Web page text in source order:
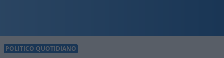
POLITICO QUOTIDIANO